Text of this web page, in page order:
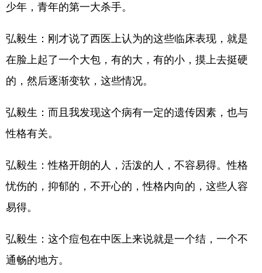
少年，青年的第一大杀手。
弘毅生：刚才说了西医上认为的这些临床表现，就是
在脸上起了一个大包，有的大，有的小，摸上去挺硬
的，然后逐渐变软，这些情况。
弘毅生：而且我发现这个病有一定的遗传因素，也与
性格有关。
弘毅生：性格开朗的人，活泼的人，不容易得。性格
忧伤的，抑郁的，不开心的，性格内向的，这些人容
易得。
弘毅生：这个痘包在中医上来说就是一个结，一个不
通畅的地方。